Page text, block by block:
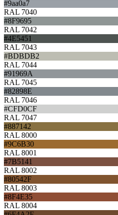
#9aa0a7
RAL 7040
#8F9695
RAL 7042
#4E5451
RAL 7043
#BDBDB2
RAL 7044
#91969A
RAL 7045
#82898E
RAL 7046
#CFD0CF
RAL 7047
#887142
RAL 8000
#9C6B30
RAL 8001
#7B5141
RAL 8002
#80542F
RAL 8003
#8F4E35
RAL 8004